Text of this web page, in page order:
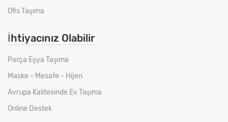
Ofis Taşıma
İhtiyacınız Olabilir
Parça Eşya Taşıma
Maske - Mesafe - Hijen
Avrupa Kalitesinde Ev Taşıma
Online Destek